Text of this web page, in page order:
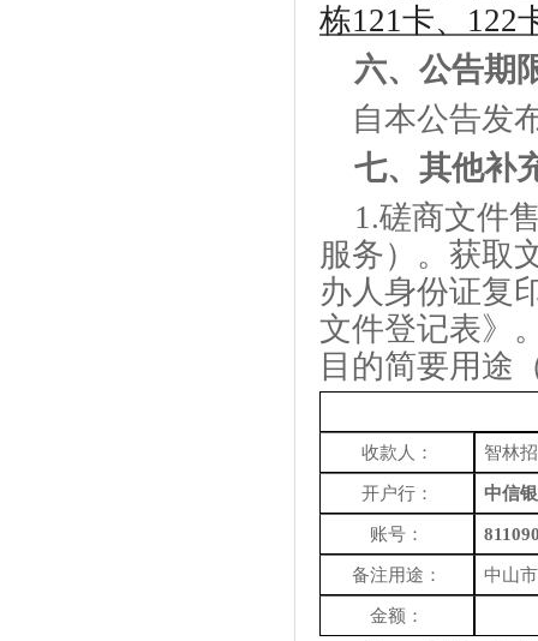
栋121卡、122
六、 公告期
自本公告发
七、 其他补
1.磋商文件
服务）。获取
办人身份证复
文件登记表》
目的简要用途
收款人： 智林
开户行： 中信
账号：
备注用途： 中山
金额：